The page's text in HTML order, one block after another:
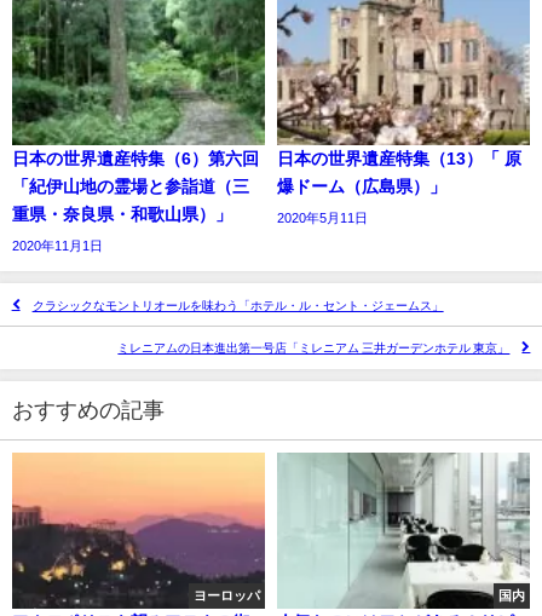
日本の世界遺産特集（6）第六回
「紀伊山地の霊場と参詣道（三
重県・奈良県・和歌山県）」
2020年11月1日
日本の世界遺産特集（13）「 原
爆ドーム（広島県）」
2020年5月11日
クラシックなモントリオールを味わう「ホテル・ル・セント・ジェームス」
ミレニアムの日本進出第一号店「ミレニアム 三井ガーデンホテル 東京」
おすすめの記事
ヨーロッパ 国内